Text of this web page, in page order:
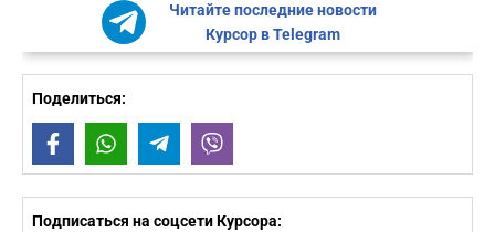
Читайте последние новости
Курсор в Telegram
Поделиться:
FacebookWhatsAppTelegram
Подписаться на соцсети Курсора: